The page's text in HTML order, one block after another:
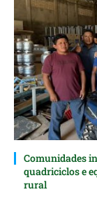
Comunidades
quadriciclos e
rural